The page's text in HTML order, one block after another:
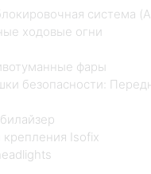
система
ходовые огни
фары
безопасности:
крепления Isofix